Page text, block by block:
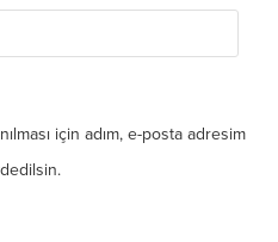
için adım, e-posta adresim